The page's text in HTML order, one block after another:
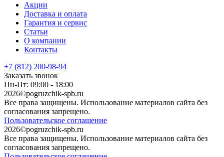
Акции
Доставка и оплата
Гарантия и сервис
Статьи
О компании
Контакты
+7 (812) 200-98-94
Заказать звонок
Пн-Пт: 09:00 - 18:00
2026©pogruzchik-spb.ru
Все права защищены. Использование материалов сайта без
согласования запрещено.
Пользовательское соглашение
2026©pogruzchik-spb.ru
Все права защищены. Использование материалов сайта без
согласования запрещено.